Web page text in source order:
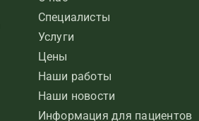
Специалисты
Услуги
Цены
Наши работы
Наши новости
Информация для пациентов